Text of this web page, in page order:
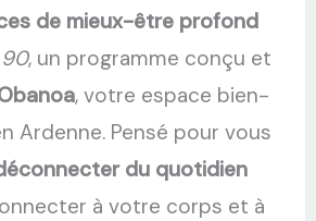
de mieux-être profond
, un programme conçu et
, votre espace bien-
Ardenne. Pensé pour vous
du quotidien
à votre corps et à